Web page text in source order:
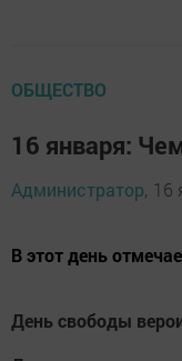
ОБЩЕСТВО
16 января:
Администратор, 16
В этот день
День свободы